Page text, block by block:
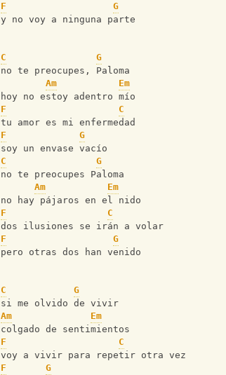
F
G
y no voy a ninguna parte
C
G
no te preocupes, Paloma
Am
Em
hoy no estoy adentro mío
F
C
tu amor es mi enfermedad
F
G
soy un envase vacío
C
G
no te preocupes Paloma
Am
Em
no hay pájaros en el nido
F
C
dos ilusiones se irán a volar
F
G
pero otras dos han venido
C
G
si me olvido de vivir
Am
Em
colgado de sentimientos
F
C
voy a vivir para repetir otra vez
F
G